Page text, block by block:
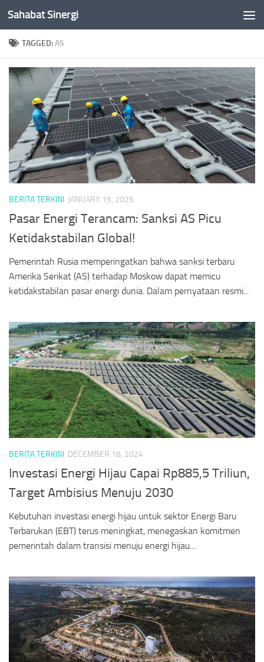
Skip to content
Sahabat Sinergi
TAGGED:AS
BERITA TERKINI JANUARY 15, 2025
Pasar Energi Terancam: Sanksi AS Picu
Ketidakstabilan Global!
Pemerintah Rusia memperingatkan bahwa sanksi terbaru
Amerika Serikat (AS) terhadap Moskow dapat memicu
ketidakstabilan pasar energi dunia. Dalam pernyataan resmi...
BERITA TERKINI DECEMBER 18, 2024
Investasi Energi Hijau Capai Rp885,5 Triliun,
Target Ambisius Menuju 2030
Kebutuhan investasi energi hijau untuk sektor Energi Baru
Terbarukan (EBT) terus meningkat, menegaskan komitmen
pemerintah dalam transisi menuju energi hijau....